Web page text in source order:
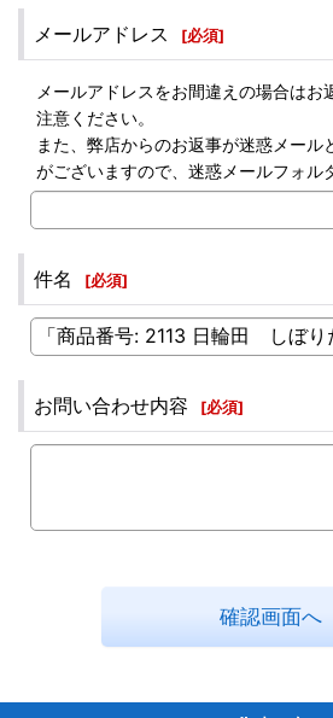
メールアドレス [必須]
メールアドレスをお間違えの場合はお
注意ください。
また、弊店からのお返事が迷惑メール
がございますので、迷惑メールフォル
件名 [必須]
お問い合わせ内容 [必須]
確認画面へ